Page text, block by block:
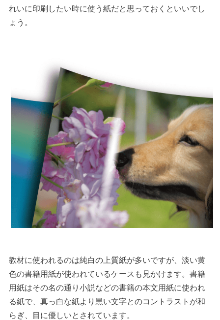
れいに印刷したい時に使う紙だと思っておくといいでし
ょう。
教材に使われるのは純白の上質紙が多いですが、淡い黄
色の書籍用紙が使われているケースも見かけます。書籍
用紙はその名の通り小説などの書籍の本文用紙に使われ
る紙で、真っ白な紙より黒い文字とのコントラストが和
らぎ、目に優しいとされています。